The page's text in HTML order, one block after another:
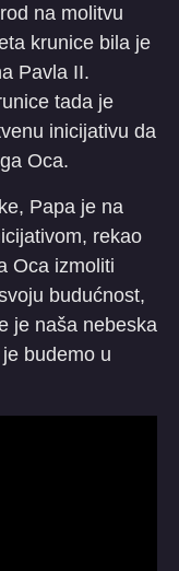
na molitvu
krunice bila je
Pavla II.
tada je
inicijativu da
Oca.
Papa je na
rekao
Oca izmoliti
budućnost,
je naša nebeska
budemo u